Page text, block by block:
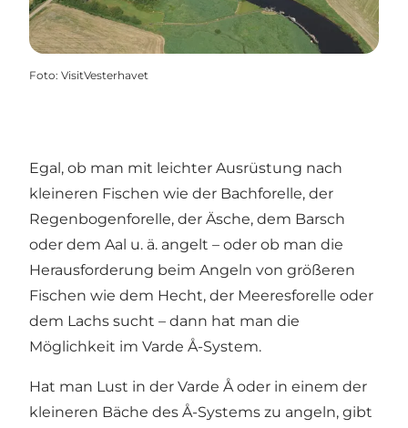
Foto: VisitVesterhavet
Egal, ob man mit leichter Ausrüstung nach
kleineren Fischen wie der Bachforelle, der
Regenbogenforelle, der Äsche, dem Barsch
oder dem Aal u. ä. angelt – oder ob man die
Herausforderung beim Angeln von größeren
Fischen wie dem Hecht, der Meeresforelle oder
dem Lachs sucht – dann hat man die
Möglichkeit im Varde Å-System.
Hat man Lust in der Varde Å oder in einem der
kleineren Bäche des Å-Systems zu angeln, gibt